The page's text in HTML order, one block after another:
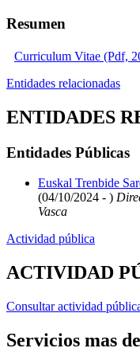
Resumen
Curriculum Vitae (Pdf,
Entidades relacionadas
ENTIDADES
Entidades Públicas
Euskal Trenbide
(04/10/2024 - )
Vasca
Actividad pública
ACTIVIDAD
Consultar actividad
Servicios mas